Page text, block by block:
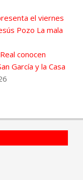
el viernes
Pozo La mala
conocen
García y la Casa